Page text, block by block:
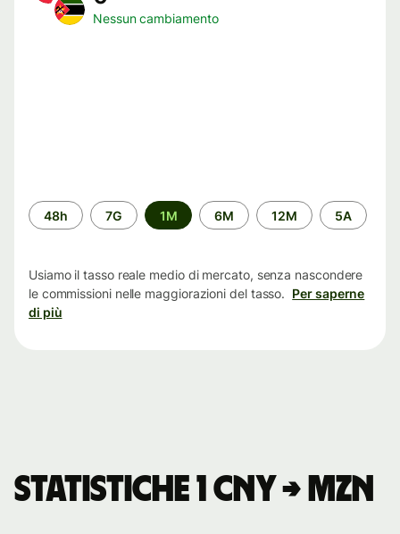
Nessun cambiamento
Periodo
di
48h 7G 1M 6M 12M 5A
Usiamo il tasso reale medio di mercato, senza nascondere
le commissioni nelle maggiorazioni del tasso. Per saperne
di più
Statistiche 1 CNY → MZN